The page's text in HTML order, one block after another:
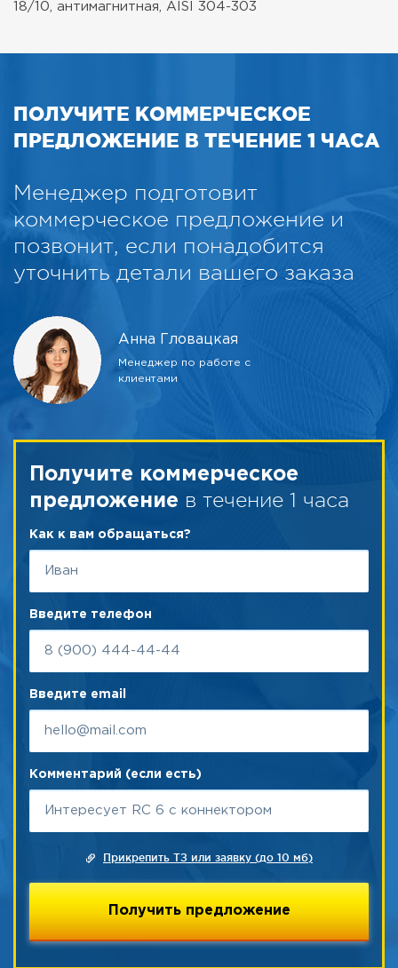
18/10, антимагнитная, AISI 304-303
ПОЛУЧИТЕ КОММЕРЧЕСКОЕ
ПРЕДЛОЖЕНИЕ В ТЕЧЕНИЕ 1 ЧАСА
Менеджер подготовит
коммерческое предложение и
позвонит, если понадобится
уточнить детали вашего заказа
Анна Гловацкая
Менеджер по работе с
клиентами
Получите коммерческое
предложение в течение 1 часа
Как к вам обращаться?
Введите телефон
Введите email
Комментарий (если есть)
Прикрепить ТЗ или заявку (до 10 мб)